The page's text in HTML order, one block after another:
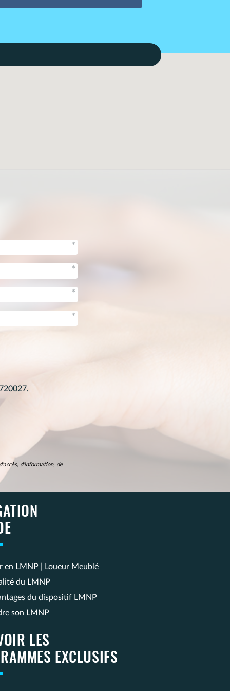
d’information, de
en LMNP | Loueur Meublé
du LMNP
du dispositif LMNP
son LMNP
LES
EXCLUSIFS